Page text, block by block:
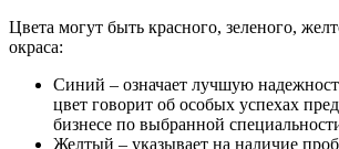
Цвета могут быть красного, зеленого,
окраса:
Синий – означает лучшую
цвет говорит об особых успехах
бизнесе по выбранной
Желтый – указывает на наличие